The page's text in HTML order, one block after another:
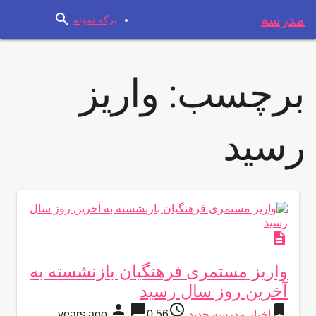
مدرسه برگه نمونه search
برچسب: واریز
رسید
description
واریز مستمری فرهنگیان بازنشسته به
آخرین روز سال رسید
bookmark
access_time
person chat_bubble